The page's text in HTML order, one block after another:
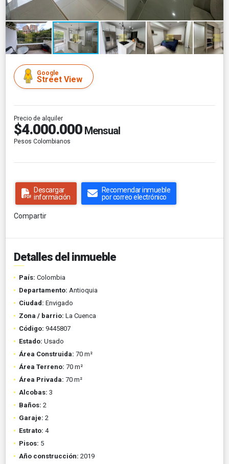
Google
Street View
Precio de alquiler
$4.000.000 Mensual
Pesos Colombianos
Descargar
información
Recomendar inmueble
por correo electrónico
Compartir
Detalles del inmueble
País: Colombia
Departamento: Antioquia
Ciudad: Envigado
Zona / barrio: La Cuenca
Código: 9445807
Estado: Usado
Área Construida: 70 m²
Área Terreno: 70 m²
Área Privada: 70 m²
Alcobas: 3
Baños: 2
Garaje: 2
Estrato: 4
Pisos: 5
Año construcción: 2019